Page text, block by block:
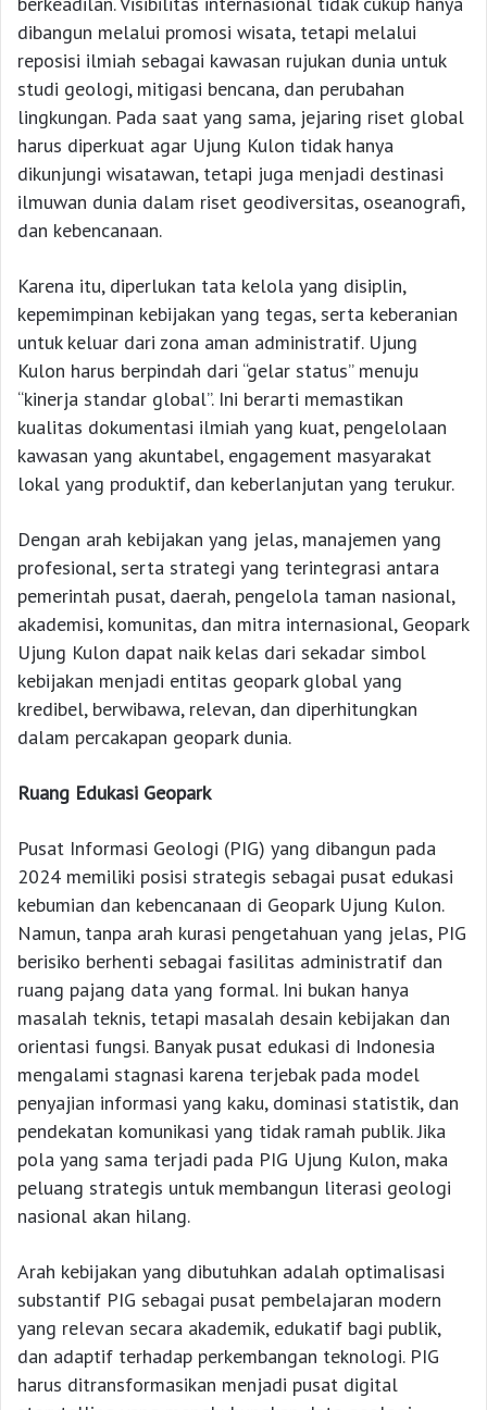
dibangun melalui promosi wisata, tetapi melalui
reposisi ilmiah sebagai kawasan rujukan dunia untuk
studi geologi, mitigasi bencana, dan perubahan
lingkungan. Pada saat yang sama, jejaring riset global
harus diperkuat agar Ujung Kulon tidak hanya
dikunjungi wisatawan, tetapi juga menjadi destinasi
ilmuwan dunia dalam riset geodiversitas, oseanografi,
dan kebencanaan.
Karena itu, diperlukan tata kelola yang disiplin,
kepemimpinan kebijakan yang tegas, serta keberanian
untuk keluar dari zona aman administratif. Ujung
Kulon harus berpindah dari “gelar status” menuju
“kinerja standar global”. Ini berarti memastikan
kualitas dokumentasi ilmiah yang kuat, pengelolaan
kawasan yang akuntabel, engagement masyarakat
lokal yang produktif, dan keberlanjutan yang terukur.
Dengan arah kebijakan yang jelas, manajemen yang
profesional, serta strategi yang terintegrasi antara
pemerintah pusat, daerah, pengelola taman nasional,
akademisi, komunitas, dan mitra internasional, Geopark
Ujung Kulon dapat naik kelas dari sekadar simbol
kebijakan menjadi entitas geopark global yang
kredibel, berwibawa, relevan, dan diperhitungkan
dalam percakapan geopark dunia.
Ruang Edukasi Geopark
Pusat Informasi Geologi (PIG) yang dibangun pada
2024 memiliki posisi strategis sebagai pusat edukasi
kebumian dan kebencanaan di Geopark Ujung Kulon.
Namun, tanpa arah kurasi pengetahuan yang jelas, PIG
berisiko berhenti sebagai fasilitas administratif dan
ruang pajang data yang formal. Ini bukan hanya
masalah teknis, tetapi masalah desain kebijakan dan
orientasi fungsi. Banyak pusat edukasi di Indonesia
mengalami stagnasi karena terjebak pada model
penyajian informasi yang kaku, dominasi statistik, dan
pendekatan komunikasi yang tidak ramah publik. Jika
pola yang sama terjadi pada PIG Ujung Kulon, maka
peluang strategis untuk membangun literasi geologi
nasional akan hilang.
Arah kebijakan yang dibutuhkan adalah optimalisasi
substantif PIG sebagai pusat pembelajaran modern
yang relevan secara akademik, edukatif bagi publik,
dan adaptif terhadap perkembangan teknologi. PIG
harus ditransformasikan menjadi pusat digital